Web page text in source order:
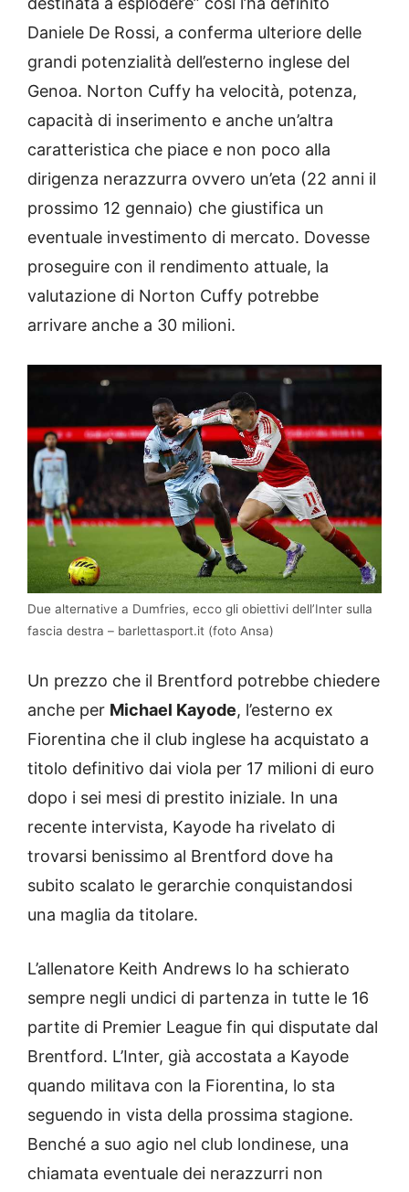
Daniele De Rossi, a conferma ulteriore delle
grandi potenzialità dell’esterno inglese del
Genoa. Norton Cuffy ha velocità, potenza,
capacità di inserimento e anche un’altra
caratteristica che piace e non poco alla
dirigenza nerazzurra ovvero un’eta (22 anni il
prossimo 12 gennaio) che giustifica un
eventuale investimento di mercato. Dovesse
proseguire con il rendimento attuale, la
valutazione di Norton Cuffy potrebbe
arrivare anche a 30 milioni.
Due alternative a Dumfries, ecco gli obiettivi dell’Inter sulla
fascia destra – barlettasport.it (foto Ansa)
Un prezzo che il Brentford potrebbe chiedere
anche per Michael Kayode, l’esterno ex
Fiorentina che il club inglese ha acquistato a
titolo definitivo dai viola per 17 milioni di euro
dopo i sei mesi di prestito iniziale. In una
recente intervista, Kayode ha rivelato di
trovarsi benissimo al Brentford dove ha
subito scalato le gerarchie conquistandosi
una maglia da titolare.
L’allenatore Keith Andrews lo ha schierato
sempre negli undici di partenza in tutte le 16
partite di Premier League fin qui disputate dal
Brentford. L’Inter, già accostata a Kayode
quando militava con la Fiorentina, lo sta
seguendo in vista della prossima stagione.
Benché a suo agio nel club londinese, una
chiamata eventuale dei nerazzurri non